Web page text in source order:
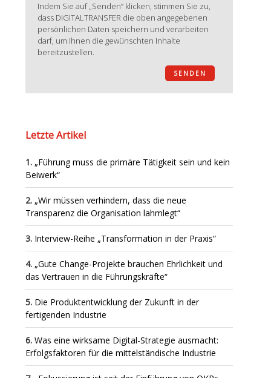
Indem Sie auf „Senden“ klicken, stimmen Sie zu,
dass DIGITALTRANSFER die oben angegebenen
persönlichen Daten speichern und verarbeiten
darf, um Ihnen die gewünschten Inhalte
bereitzustellen.
Letzte Artikel
„Führung muss die primäre Tätigkeit sein und kein
Beiwerk“
„Wir müssen verhindern, dass die neue
Transparenz die Organisation lahmlegt“
Interview-Reihe „Transformation in der Praxis“
„Gute Change-Projekte brauchen Ehrlichkeit und
das Vertrauen in die Führungskräfte“
Die Produktentwicklung der Zukunft in der
fertigenden Industrie
Was eine wirksame Digital-Strategie ausmacht:
Erfolgsfaktoren für die mittelständische Industrie